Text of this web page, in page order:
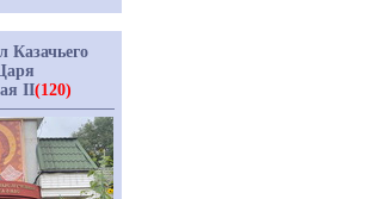
Казачьего
II(120)